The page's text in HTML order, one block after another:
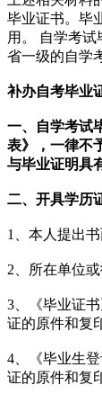
毕业证书。毕
用。 自学考
省一级的自学
补办自考毕业
一、自学考试
表》，一律不
与毕业证明具
二、开具学历
1、本人提出书
2、所在单位
3、《毕业证
证的原件和复
4、《毕业生
证的原件和复